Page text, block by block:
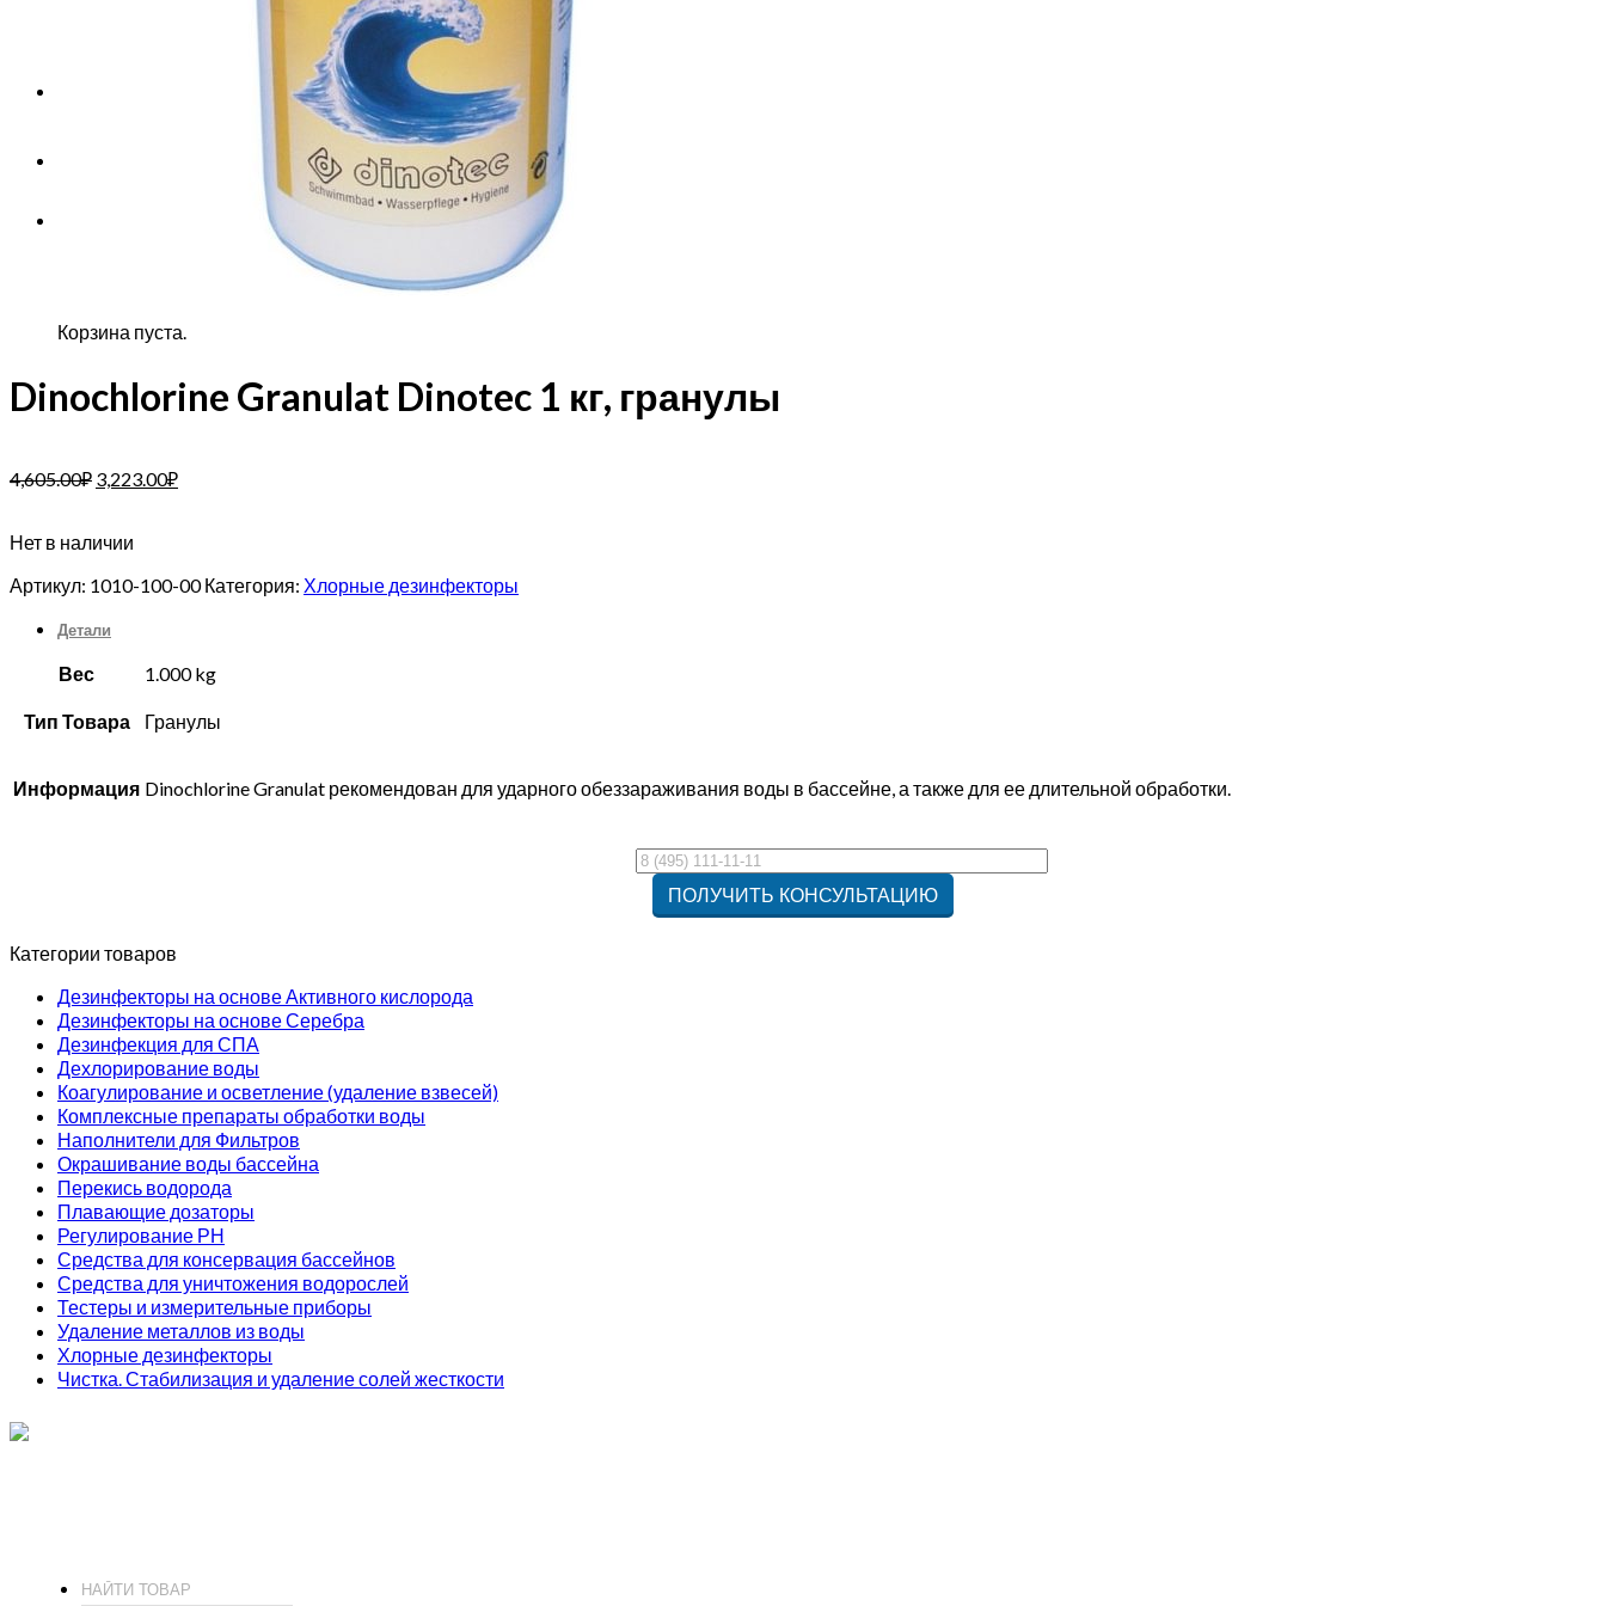
Корзина пуста.
Dinochlorine Granulat Dinotec 1 кг, гранулы
4,605.00₽ 3,223.00₽
Нет в наличии
Артикул: 1010-100-00 Категория: Хлорные дезинфекторы
Детали
Вес 1.000 kg
Тип Товара Гранулы
Информация Dinochlorine Granulat рекомендован для ударного обеззараживания воды в бассейне, а также для ее длительной обработки.
Категории товаров
Дезинфекторы на основе Активного кислорода
Дезинфекторы на основе Серебра
Дезинфекция для СПА
Дехлорирование воды
Коагулирование и осветление (удаление взвесей)
Комплексные препараты обработки воды
Наполнители для Фильтров
Окрашивание воды бассейна
Перекись водорода
Плавающие дозаторы
Регулирование РН
Средства для консервация бассейнов
Средства для уничтожения водорослей
Тестеры и измерительные приборы
Удаление металлов из воды
Хлорные дезинфекторы
Чистка. Стабилизация и удаление солей жесткости